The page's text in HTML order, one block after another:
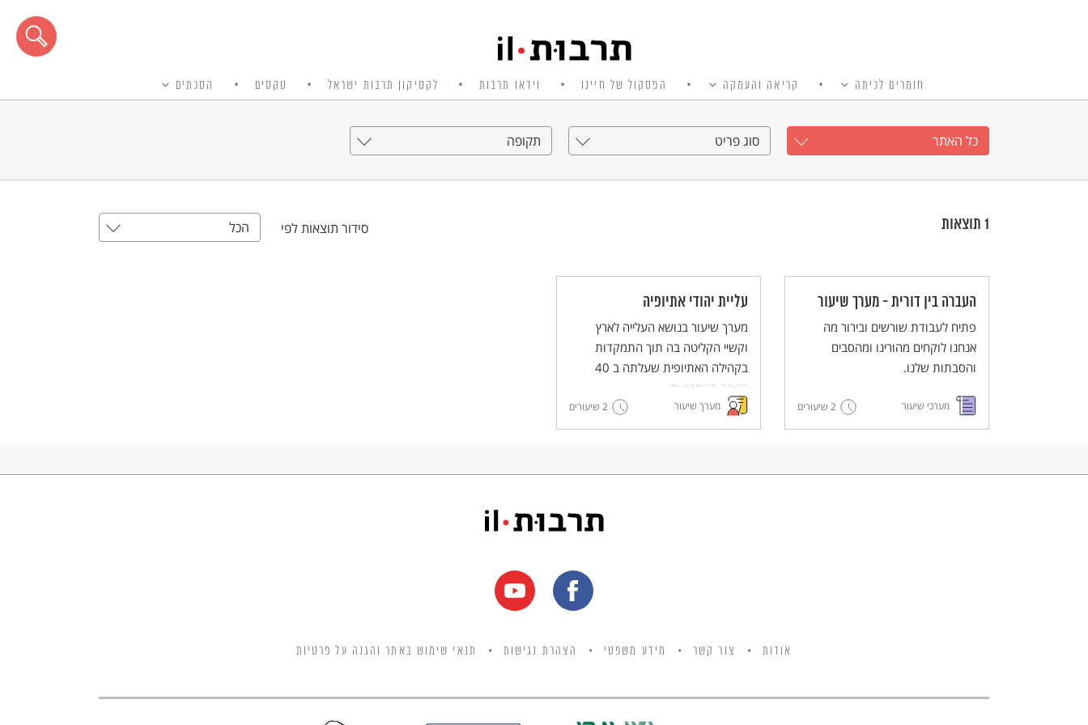
חומרים לכיתה קריאה והעמקה הפסקול של חיינו וידאו תרבות לקסיקון תרבות ישראל טקסים הסכתים
כל האתר סוג פריט תקופה
1 תוצאות סידור תוצאות לפי הכל
העברה בין דורית - מערך שיעור
פתיח לעבודת שורשים ובירור מה
אנחנו לוקחים מהורינו ומהסבים
והסבתות שלנו.
מערכי שיעור 2 שיעורים
עליית יהודי אתיופיה
מערך שיעור בנושא העלייה לארץ
וקשיי הקליטה בה תוך התמקדות
בקהילה האתיופית שעלתה ב 40
השנה האחרונות.
מערך שיעור 2 שיעורים
אודות צור קשר מידע משפטי הצהרת נגישות תנאי שימוש באתר והגנה על פרטיות